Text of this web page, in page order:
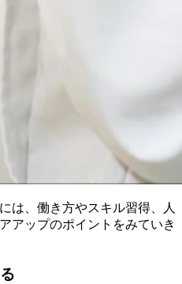
は、働き方やスキル習得、人
アップのポイントをみていき